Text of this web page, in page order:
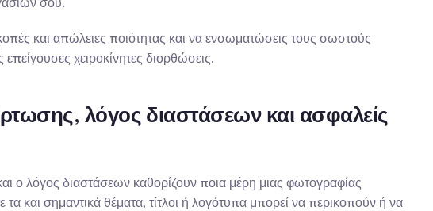
και απώλειες ποιότητας και να ενσωματώσεις τους σωστούς
χειροκίνητες διορθώσεις.
λόγος διαστάσεων και ασφαλείς
ο λόγος διαστάσεων καθορίζουν ποια μέρη μιας φωτογραφίας
και σημαντικά θέματα, τίτλοι ή λογότυπα μπορεί να περικοπούν ή να